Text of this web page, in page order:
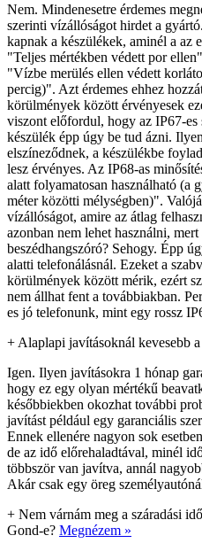
Nem. Mindenesetre érdemes
szerinti vízállóságot hirdet a
kapnak a készülékek, aminél a az
"Teljes mértékben védett por
"Vízbe merülés ellen védett
percig)". Azt érdemes ehhez
körülmények között érvényesek
viszont előfordul, hogy az IP67-
készülék épp úgy be tud ázni.
elszíneződnek, a készülékbe
lesz érvényes. Az IP68-as
alatt folyamatosan használható (a
méter közötti mélységben)".
vízállóságot, amire az átlag
azonban nem lehet használni,
beszédhangszóró? Sehogy. Épp
alatti telefonálásnál. Ezeket a
körülmények között mérik, ezért
nem állhat fent a továbbiakban.
es jó telefonunk, mint egy rossz
+ Alaplapi javításoknál kevesebb
Igen. Ilyen javításokra 1 hónap
hogy ez egy olyan mértékű
későbbiekben okozhat további
javítást például egy garanciális
Ennek ellenére nagyon sok
de az idő előrehaladtával, minél
többször van javítva, annál
Akár csak egy öreg
+ Nem várnám meg a száradási
Gond-e? Megnézem »